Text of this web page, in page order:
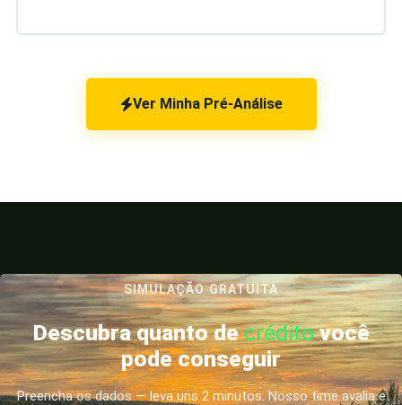
Ver Minha Pré-Análise
SIMULAÇÃO GRATUITA
Descubra quanto decréditovocê
pode conseguir
Preencha os dados — leva uns 2 minutos. Nosso time avalia e